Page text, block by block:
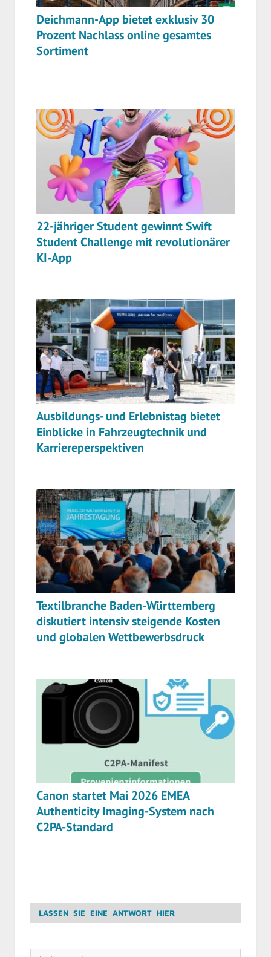
Deichmann-App bietet exklusiv 30
Prozent Nachlass online gesamtes
Sortiment
22-jähriger Student gewinnt Swift
Student Challenge mit revolutionärer
KI-App
Ausbildungs- und Erlebnistag bietet
Einblicke in Fahrzeugtechnik und
Karriereperspektiven
Textilbranche Baden-Württemberg
diskutiert intensiv steigende Kosten
und globalen Wettbewerbsdruck
Canon startet Mai 2026 EMEA
Authenticity Imaging-System nach
C2PA-Standard
LASSEN SIE EINE ANTWORT HIER